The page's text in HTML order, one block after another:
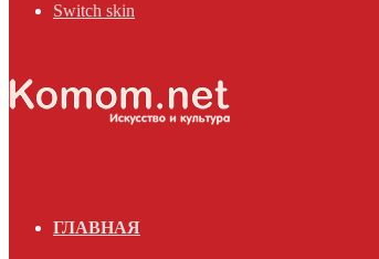
Switch skin
ГЛАВНАЯ